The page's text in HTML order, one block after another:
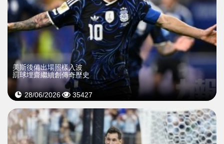
​美斯後備出場照樣入波
罰球埋齋繼續創傳奇歷史
28/06/2026 35427